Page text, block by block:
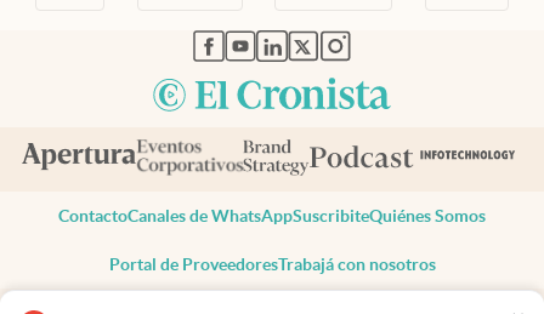
abre en nueva pestaña
abre en nueva pestaña
abre en nueva pestaña
abre en nueva pestaña
abre en nueva pestaña
ContactoCanales de WhatsAppSuscribiteQuiénes Somos
Portal de ProveedoresTrabajá con nosotros